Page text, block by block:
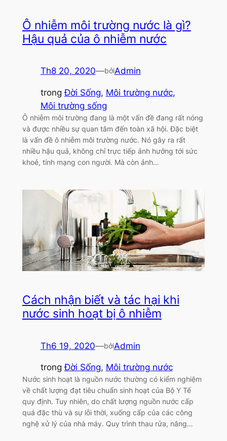
Ô nhiễm môi trường nước là gì?
Hậu quả của ô nhiễm nước
Th8 20, 2020—bởiAdmin
trongĐời Sống, Môi trường nước
Môi trường sống
Ô nhiễm môi trường đang là một vấn đề đang rất nóng
và được nhiều sự quan tâm đến toàn xã hội. Đặc biệt
là vấn đề ô nhiễm môi trường nước. Nó gây ra rất
nhiều hậu quả, không chỉ trực tiếp ảnh hưởng tới sức
khoẻ, tính mạng con người. Mà còn ảnh…
Cách nhận biết và tác hại khi
nước sinh hoạt bị ô nhiễm
Th6 19, 2020—bởiAdmin
trongĐời Sống, Môi trường nước
Nước sinh hoạt là nguồn nước thường có kiểm nghiệm
về chất lượng đạt tiêu chuẩn sinh hoạt của Bộ Y Tế
quy định. Tuy nhiên, do chất lượng nguồn nước cấp
quá đặc thù và sự lỗi thời, xuống cấp của các công
nghệ xử lý của nhà máy. Quy trình thau rửa, nâng…